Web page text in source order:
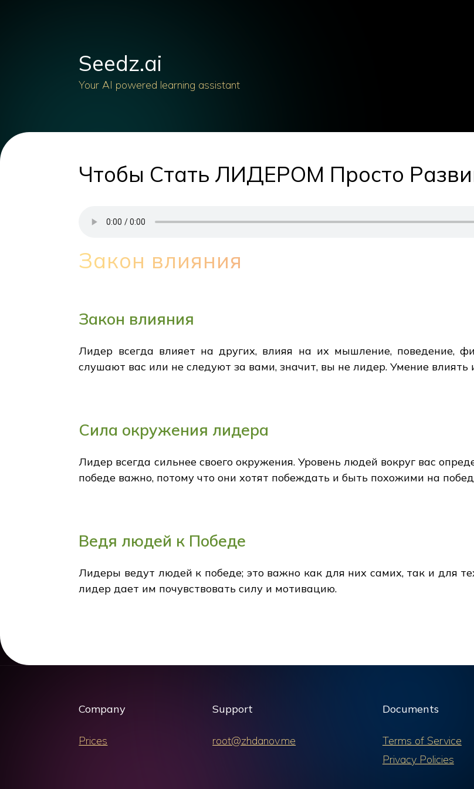
Seedz.ai
Your AI powered learning assistant
Чтобы Стать ЛИДЕРОМ Просто
Закон влияния
Закон влияния
Лидер всегда влияет на других, влияя на их мышление, поведение,
слушают вас или не следуют за вами, значит, вы не лидер. Умение
Сила окружения лидера
Лидер всегда сильнее своего окружения. Уровень людей вокруг вас
победе важно, потому что они хотят побеждать и быть похожими на
Ведя людей к Победе
Лидеры ведут людей к победе; это важно как для них самих, так и для
лидер дает им почувствовать силу и мотивацию.
Company
Prices
Support
root@zhdanov.me
Documents
Terms of Service
Privacy Policies